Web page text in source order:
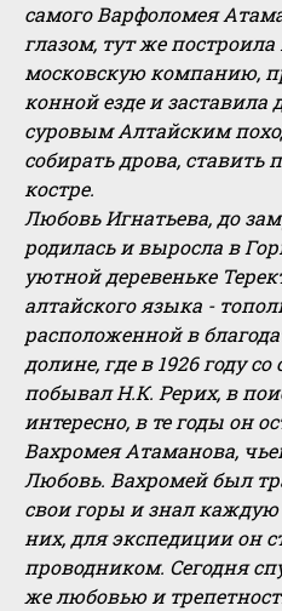
самого Варфоломея
глазом, тут же
московскую компанию,
конной езде и заставила
суровым Алтайским
собирать дрова, ставить
костре.
Любовь Игнатьева, до
родилась и выросла в
уютной деревеньке
алтайского языка -
расположенной в
долине, где в 1926 году
побывал Н.К. Рерих, в
интересно, в те годы он
Вахромея Атаманова,
Любовь. Вахромей был
свои горы и знал
них, для экспедиции он
проводником. Сегодня
же любовью и